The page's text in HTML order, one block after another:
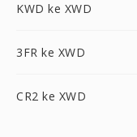
KWD ke XWD
3FR ke XWD
CR2 ke XWD